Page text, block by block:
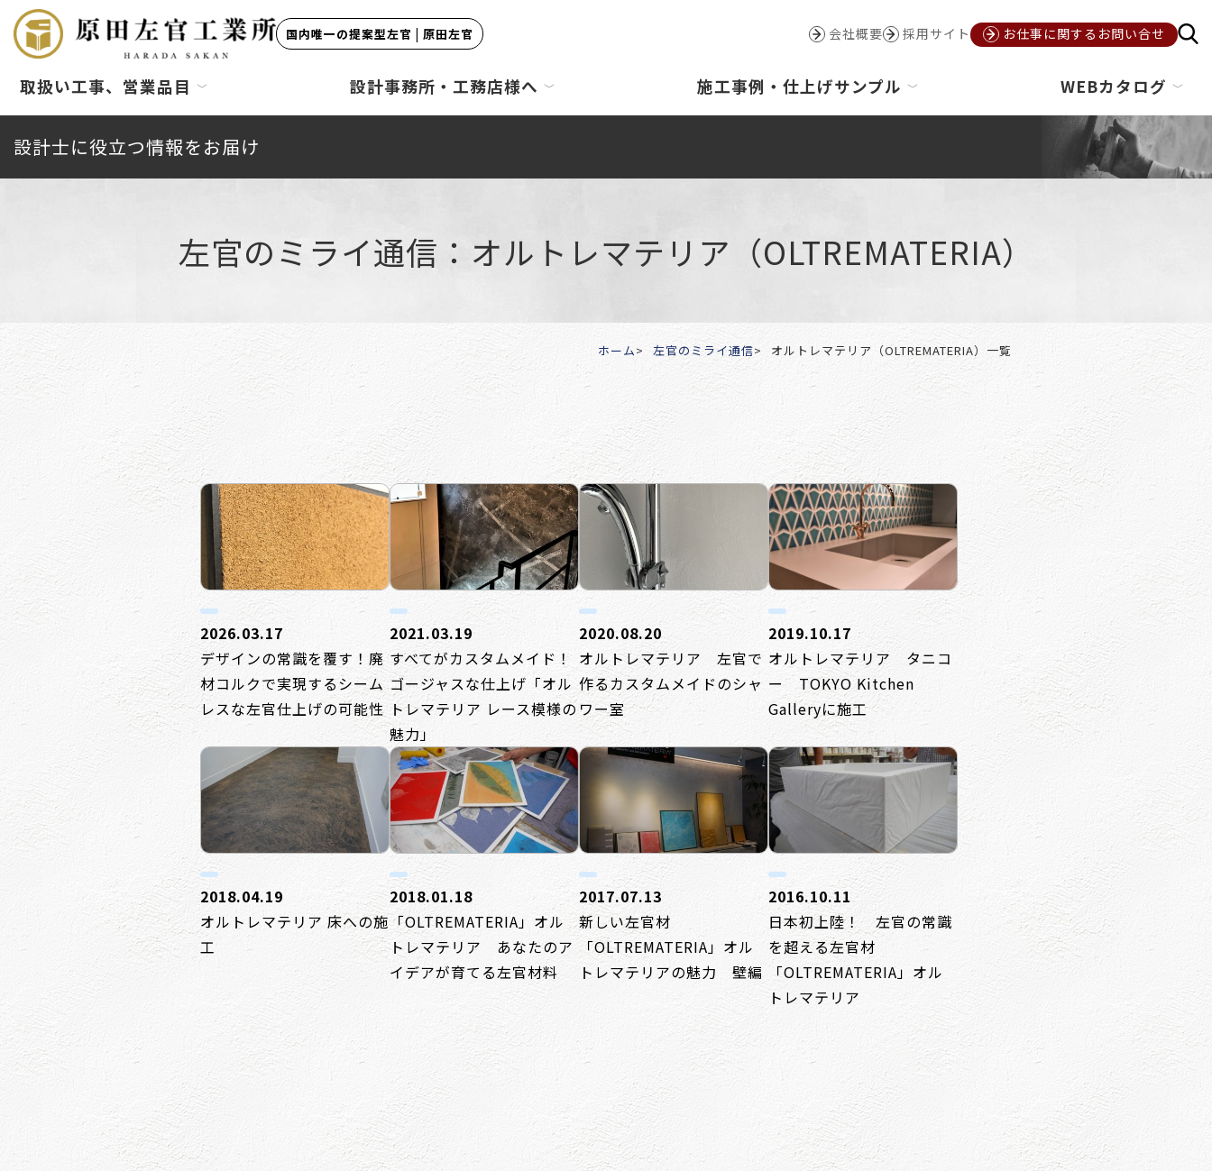
国内唯一の提案型左官 | 原田左官 会社概要 採用サイト お仕事に関するお問い合せ
取扱い工事、営業品目 設計事務所・工務店様へ 施工事例・仕上げサンプル WEBカタログ
設計士に役立つ情報をお届け
左官のミライ通信：オルトレマテリア（OLTREMATERIA）
ホーム 左官のミライ通信 オルトレマテリア（OLTREMATERIA）一覧
2026.03.17
デザインの常識を覆す！廃
材コルクで実現するシーム
レスな左官仕上げの可能性
2021.03.19
すべてがカスタムメイド！
ゴージャスな仕上げ「オル
トレマテリア レース模様の
魅力」
2020.08.20
オルトレマテリア 左官で
作るカスタムメイドのシャ
ワー室
2019.10.17
オルトレマテリア タニコ
ー TOKYO Kitchen
Galleryに施工
2018.04.19
オルトレマテリア 床への施
工
2018.01.18
「OLTREMATERIA」オル
トレマテリア あなたのア
イデアが育てる左官材料
2017.07.13
新しい左官材
「OLTREMATERIA」オル
トレマテリアの魅力 壁編
2016.10.11
日本初上陸！ 左官の常識
を超える左官材
「OLTREMATERIA」オル
トレマテリア